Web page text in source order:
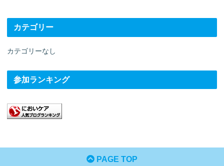
カテゴリー
カテゴリーなし
参加ランキング
PAGE TOP